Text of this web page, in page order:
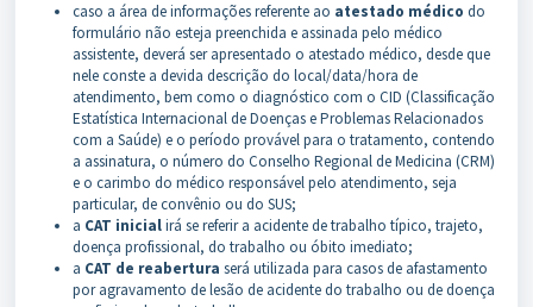
caso a área de informações referente ao atestado médico do
formulário não esteja preenchida e assinada pelo médico
assistente, deverá ser apresentado o atestado médico, desde que
nele conste a devida descrição do local/data/hora de
atendimento, bem como o diagnóstico com o CID (Classificação
Estatística Internacional de Doenças e Problemas Relacionados
com a Saúde) e o período provável para o tratamento, contendo
a assinatura, o número do Conselho Regional de Medicina (CRM)
e o carimbo do médico responsável pelo atendimento, seja
particular, de convênio ou do SUS;
a CAT inicialirá se referir a acidente de trabalho típico, trajeto,
doença profissional, do trabalho ou óbito imediato;
a CAT de reabertura será utilizada para casos de afastamento
por agravamento de lesão de acidente do trabalho ou de doença